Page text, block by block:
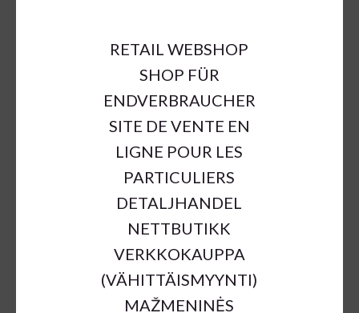
RETAIL WEBSHOP
SHOP FÜR
ENDVERBRAUCHER
SITE DE VENTE EN
LIGNE POUR LES
PARTICULIERS
DETALJHANDEL
NETTBUTIKK
VERKKOKAUPPA
(VÄHITTÄISMYYNTI)
MAŽMENINĖS